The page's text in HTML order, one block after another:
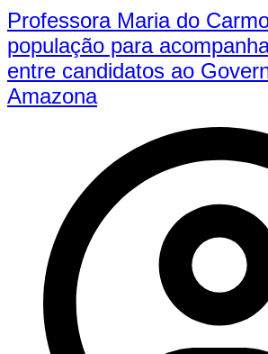
Professora Maria do
população para
entre candidatos ao
Amazona